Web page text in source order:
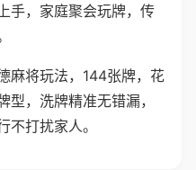
手，家庭聚会玩牌，传
麻将玩法，144张牌，花
，洗牌精准无错漏，
打扰家人。